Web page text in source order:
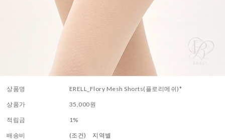
상품명 ERELL_Flory Mesh Shorts(플로리메쉬)*
상품가 35,000원
적립금 1%
배송비 (조건) 지역별